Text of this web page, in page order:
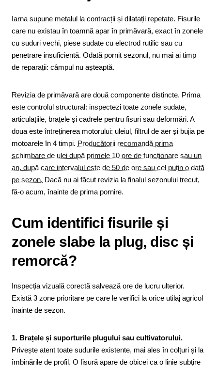
Iarna supune metalul la contracții și dilatații repetate. Fisurile
care nu existau în toamnă apar în primăvară, exact în zonele
cu suduri vechi, piese sudate cu electrod rutilic sau cu
penetrare insuficientă. Odată pornit sezonul, nu mai ai timp
de reparații: câmpul nu așteaptă.
Revizia de primăvară are două componente distincte. Prima
este controlul structural: inspectezi toate zonele sudate,
articulațiile, brațele și cadrele pentru fisuri sau deformări. A
doua este întreținerea motorului: uleiul, filtrul de aer și bujia pe
motoarele în 4 timpi. Producătorii recomandă prima
schimbare de ulei după primele 10 ore de funcționare sau un
an, după care intervalul este de 50 de ore sau cel puțin o dată
pe sezon. Dacă nu ai făcut revizia la finalul sezonului trecut,
fă-o acum, înainte de prima pornire.
Cum identifici fisurile și
zonele slabe la plug, disc și
remorcă?
Inspecția vizuală corectă salvează ore de lucru ulterior.
Există 3 zone prioritare pe care le verifici la orice utilaj agricol
înainte de sezon.
1. Brațele și suporturile plugului sau cultivatorului.
Privește atent toate sudurile existente, mai ales în colțuri și la
îmbinările de profil. O fisură apare de obicei ca o linie subțire